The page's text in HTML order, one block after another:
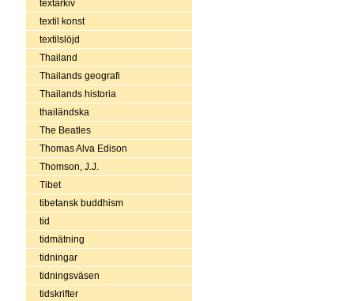
textarkiv
textil konst
textilslöjd
Thailand
Thailands geografi
Thailands historia
thailändska
The Beatles
Thomas Alva Edison
Thomson, J.J.
Tibet
tibetansk buddhism
tid
tidmätning
tidningar
tidningsväsen
tidskrifter